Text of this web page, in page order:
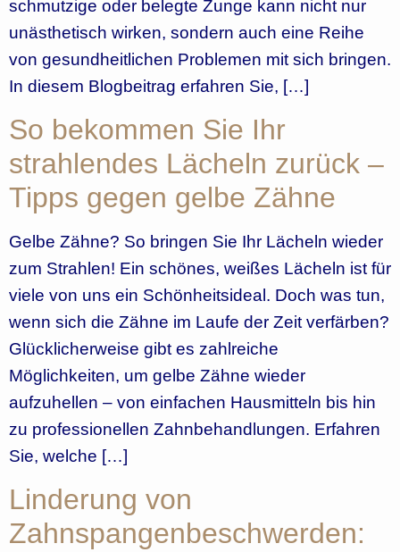
schmutzige oder belegte Zunge kann nicht nur
unästhetisch wirken, sondern auch eine Reihe
von gesundheitlichen Problemen mit sich bringen.
In diesem Blogbeitrag erfahren Sie, […]
So bekommen Sie Ihr
strahlendes Lächeln zurück –
Tipps gegen gelbe Zähne
Gelbe Zähne? So bringen Sie Ihr Lächeln wieder
zum Strahlen! Ein schönes, weißes Lächeln ist für
viele von uns ein Schönheitsideal. Doch was tun,
wenn sich die Zähne im Laufe der Zeit verfärben?
Glücklicherweise gibt es zahlreiche
Möglichkeiten, um gelbe Zähne wieder
aufzuhellen – von einfachen Hausmitteln bis hin
zu professionellen Zahnbehandlungen. Erfahren
Sie, welche […]
Linderung von
Zahnspangenbeschwerden: